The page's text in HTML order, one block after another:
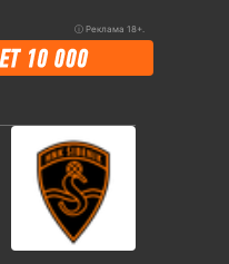
ⓘ Реклама 18+.